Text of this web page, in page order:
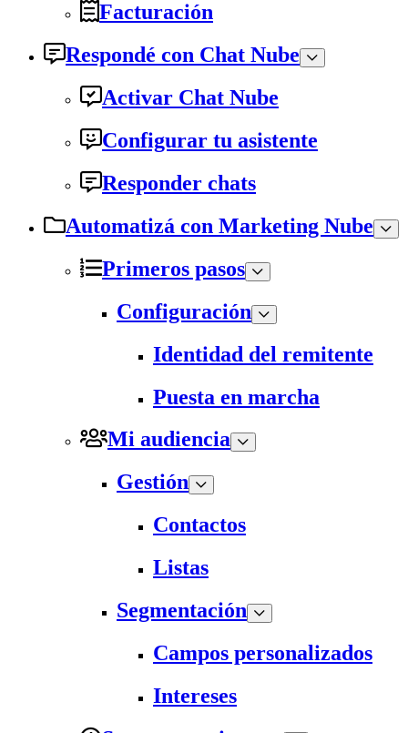
Facturación
Respondé con Chat Nube
Activar Chat Nube
Configurar tu asistente
Responder chats
Automatizá con Marketing Nube
Primeros pasos
Configuración
Identidad del remitente
Puesta en marcha
Mi audiencia
Gestión
Contactos
Listas
Segmentación
Campos personalizados
Intereses